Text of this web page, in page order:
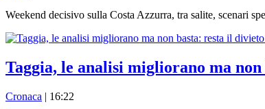
Weekend decisivo sulla Costa Azzurra, tra salite, scenari
Taggia, le analisi migliorano ma
Cronaca | 16:22